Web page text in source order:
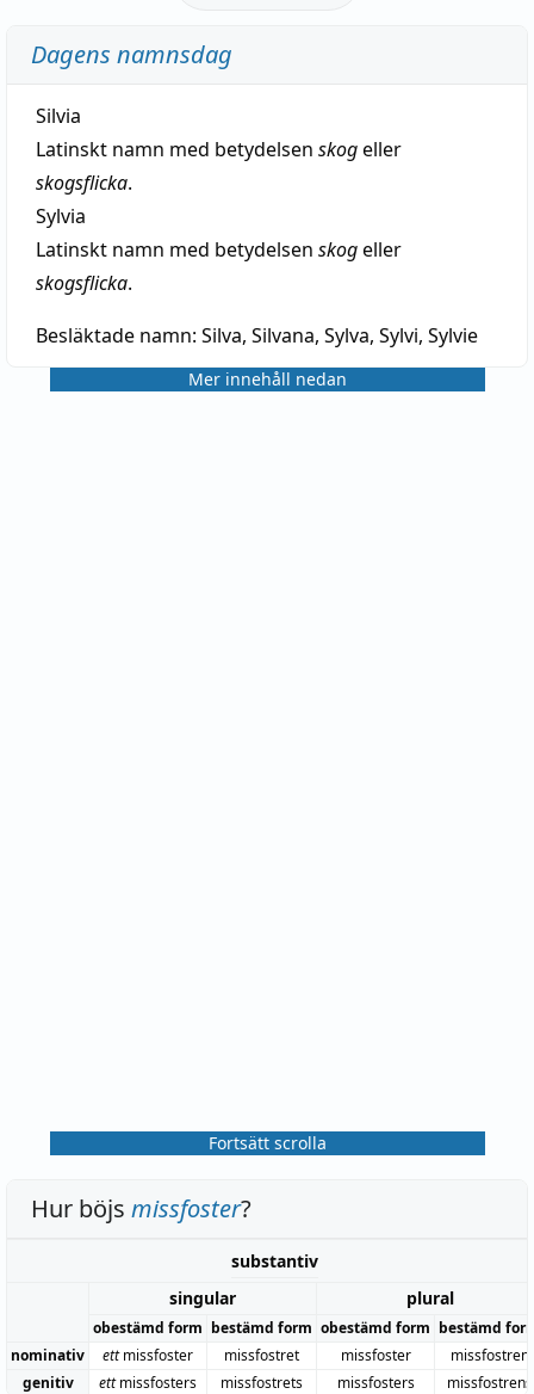
Dagens namnsdag
Silvia
Latinskt namn med betydelsen skogeller
skogsflicka.
Sylvia
Latinskt namn med betydelsen skogeller
skogsflicka.
Besläktade namn: Silva, Silvana, Sylva, Sylvi, Sylvie
Mer innehåll nedan
Fortsätt scrolla
Hur böjs missfoster?
substantiv
singular
plural
obestämd form bestämd form obestämd form bestämd
nominativ
ettmissfoster missfostret missfoster
missfostren
genitiv
ettmissfosters missfostrets missfosters missfostrens